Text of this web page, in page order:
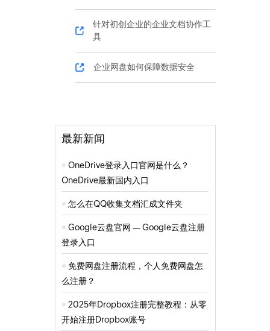
针对初创企业的企业文档协作工
具
企业网盘如何保障数据安全
最新新闻
OneDrive登录入口官网是什么？
OneDrive最新国内入口
怎么在QQ收集文档汇成文件夹
Google云盘官网 — Google云盘注册
登录入口
免费网盘注册流程，个人免费网盘怎
么注册？
2025年Dropbox注册完整教程：从零
开始注册Dropbox账号